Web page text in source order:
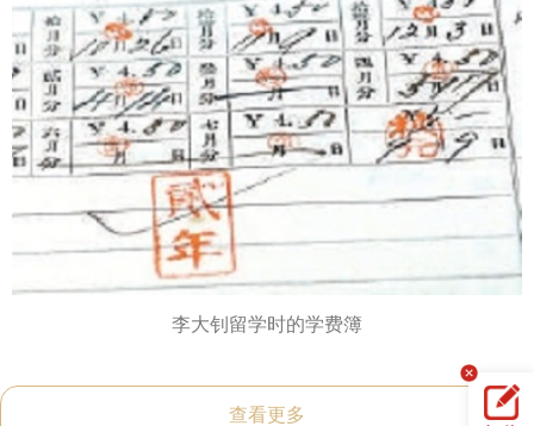
李大钊留学时的学费簿
查看更多